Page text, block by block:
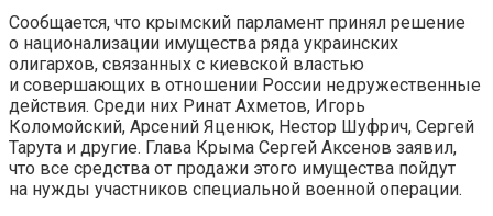
Сообщается, что крымский парламент принял решение
о национализации имущества ряда украинских
олигархов, связанных с киевской властью
и совершающих в отношении России недружественные
действия. Среди них Ринат Ахметов, Игорь
Коломойский, Арсений Яценюк, Нестор Шуфрич, Сергей
Тарута и другие. Глава Крыма Сергей Аксенов заявил,
что все средства от продажи этого имущества пойдут
на нужды участников специальной военной операции.